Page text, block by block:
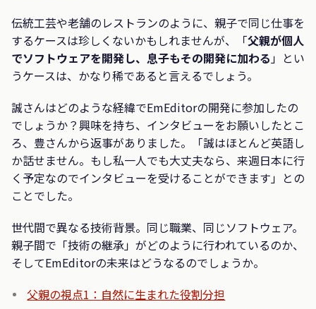
伝統工芸や老舗のレストランのように、親子で同じ仕事を
するケースは珍しくないかもしれませんが、「父親が個人
でソフトウェアを開発し、息子もその開発に加わる」とい
うケースは、かなり稀であると言えるでしょう。
誠さんはどのような経緯でEmEditorの開発に参加したの
でしょうか？興味を持ち、インタビューをお願いしたとこ
ろ、豊さんから返事がありました。「誠はほとんど英語し
か話せません。もし私一人でも大丈夫なら、来週日本に行
く予定なのでインタビューを受けることができます」との
ことでした。
世代間で異なる技術背景。同じ職業、同じソフトウェア。
親子間で「技術の継承」がどのように行われているのか、
そしてEmEditorの未来はどうなるのでしょうか。
父親の視点1：自然に生まれた役割分担